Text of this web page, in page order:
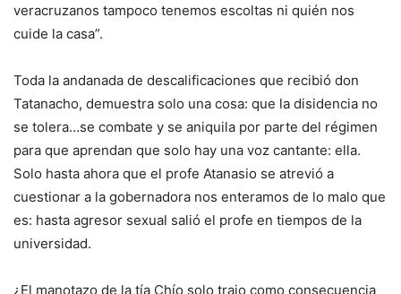
veracruzanos tampoco tenemos escoltas ni quién nos
cuide la casa”.
Toda la andanada de descalificaciones que recibió don
Tatanacho, demuestra solo una cosa: que la disidencia no
se tolera…se combate y se aniquila por parte del régimen
para que aprendan que solo hay una voz cantante: ella.
Solo hasta ahora que el profe Atanasio se atrevió a
cuestionar a la gobernadora nos enteramos de lo malo que
es: hasta agresor sexual salió el profe en tiempos de la
universidad.
¿El manotazo de la tía Chío solo trajo como consecuencia